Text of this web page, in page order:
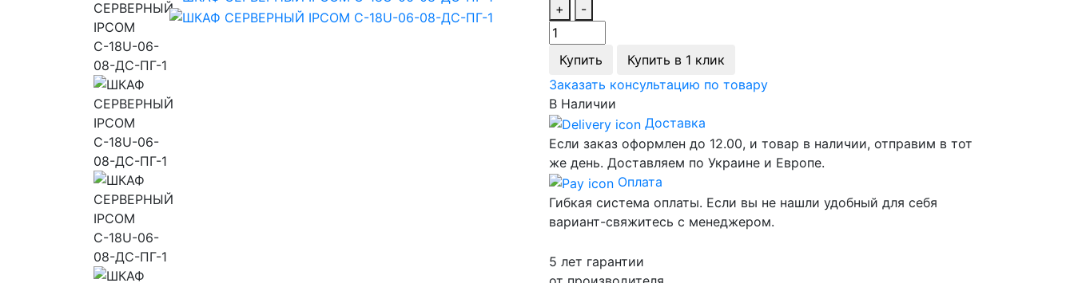
+
-
Купить
Купить в 1 клик
Заказать консультацию по товару
В Наличии
Доставка
Если заказ оформлен до 12.00, и товар в наличии, отправим в тот
же день. Доставляем по Украине и Европе.
Оплата
Гибкая система оплаты. Если вы не нашли удобный для себя
вариант-свяжитесь с менеджером.
5 лет гарантии